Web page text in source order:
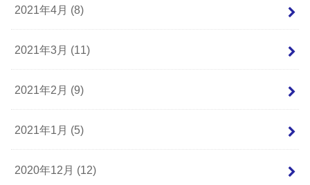
2021年4月 (8)
2021年3月 (11)
2021年2月 (9)
2021年1月 (5)
2020年12月 (12)